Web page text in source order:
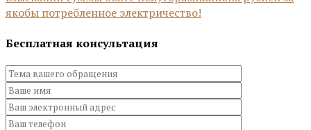
якобы потребленное электричество!
Бесплатная консультация